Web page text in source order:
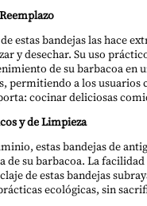
estas bandejas las hace
y desechar. Su uso
de su barbacoa en
permitiendo a los usuarios
cocinar deliciosas
y de Limpieza
estas bandejas de
su barbacoa. La facilidad
de estas bandejas
ecológicas, sin